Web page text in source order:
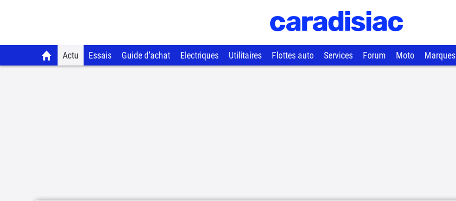
Actu Essais Guide d'achat Electriques Utilitaires Flottes auto Services Forum Moto Marques